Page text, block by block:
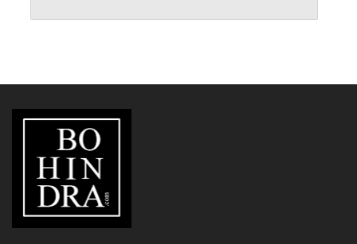
BOHINDRA